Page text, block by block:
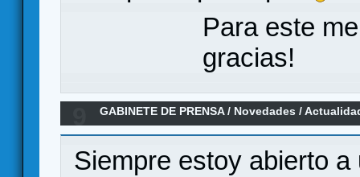
Para este
gracias!
GABINETE DE PRENSA/ Novedades /
Mantic Games
Siempre estoy abierto